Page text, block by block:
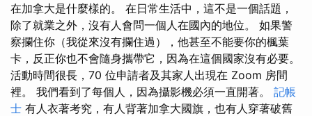
在加拿大是什麼樣的。 在日常生活中，這不是一個話題，
除了就業之外，沒有人會問一個人在國內的地位。 如果警
察攔住你（我從來沒有攔住過），他甚至不能要你的楓葉
卡，反正你也不會隨身攜帶它，因為在這個國家沒有必要。
活動時間很長，70 位申請者及其家人出現在 Zoom 房間
裡。 我們看到了每個人，因為攝影機必須一直開著。 記帳
士 有人衣著考究，有人背著加拿大國旗，也有人穿著破舊